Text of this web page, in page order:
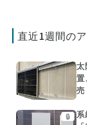
直近1週間の
置
🔒